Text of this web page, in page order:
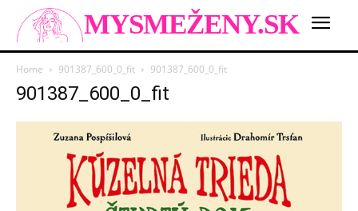
MYSMEŽENY.SK
Home 901387_600_0_fit 901387_600_0_fit
901387_600_0_fit